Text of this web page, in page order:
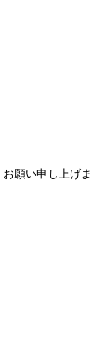
願い申し上げま